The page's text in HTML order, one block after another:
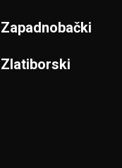
Zapadnobački
Zlatiborski